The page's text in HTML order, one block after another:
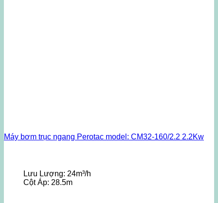
Máy bơm trục ngang Perotac model: CM32-160/2.2 2.2Kw
Lưu Lượng: 24m³/h
Cột Áp: 28.5m